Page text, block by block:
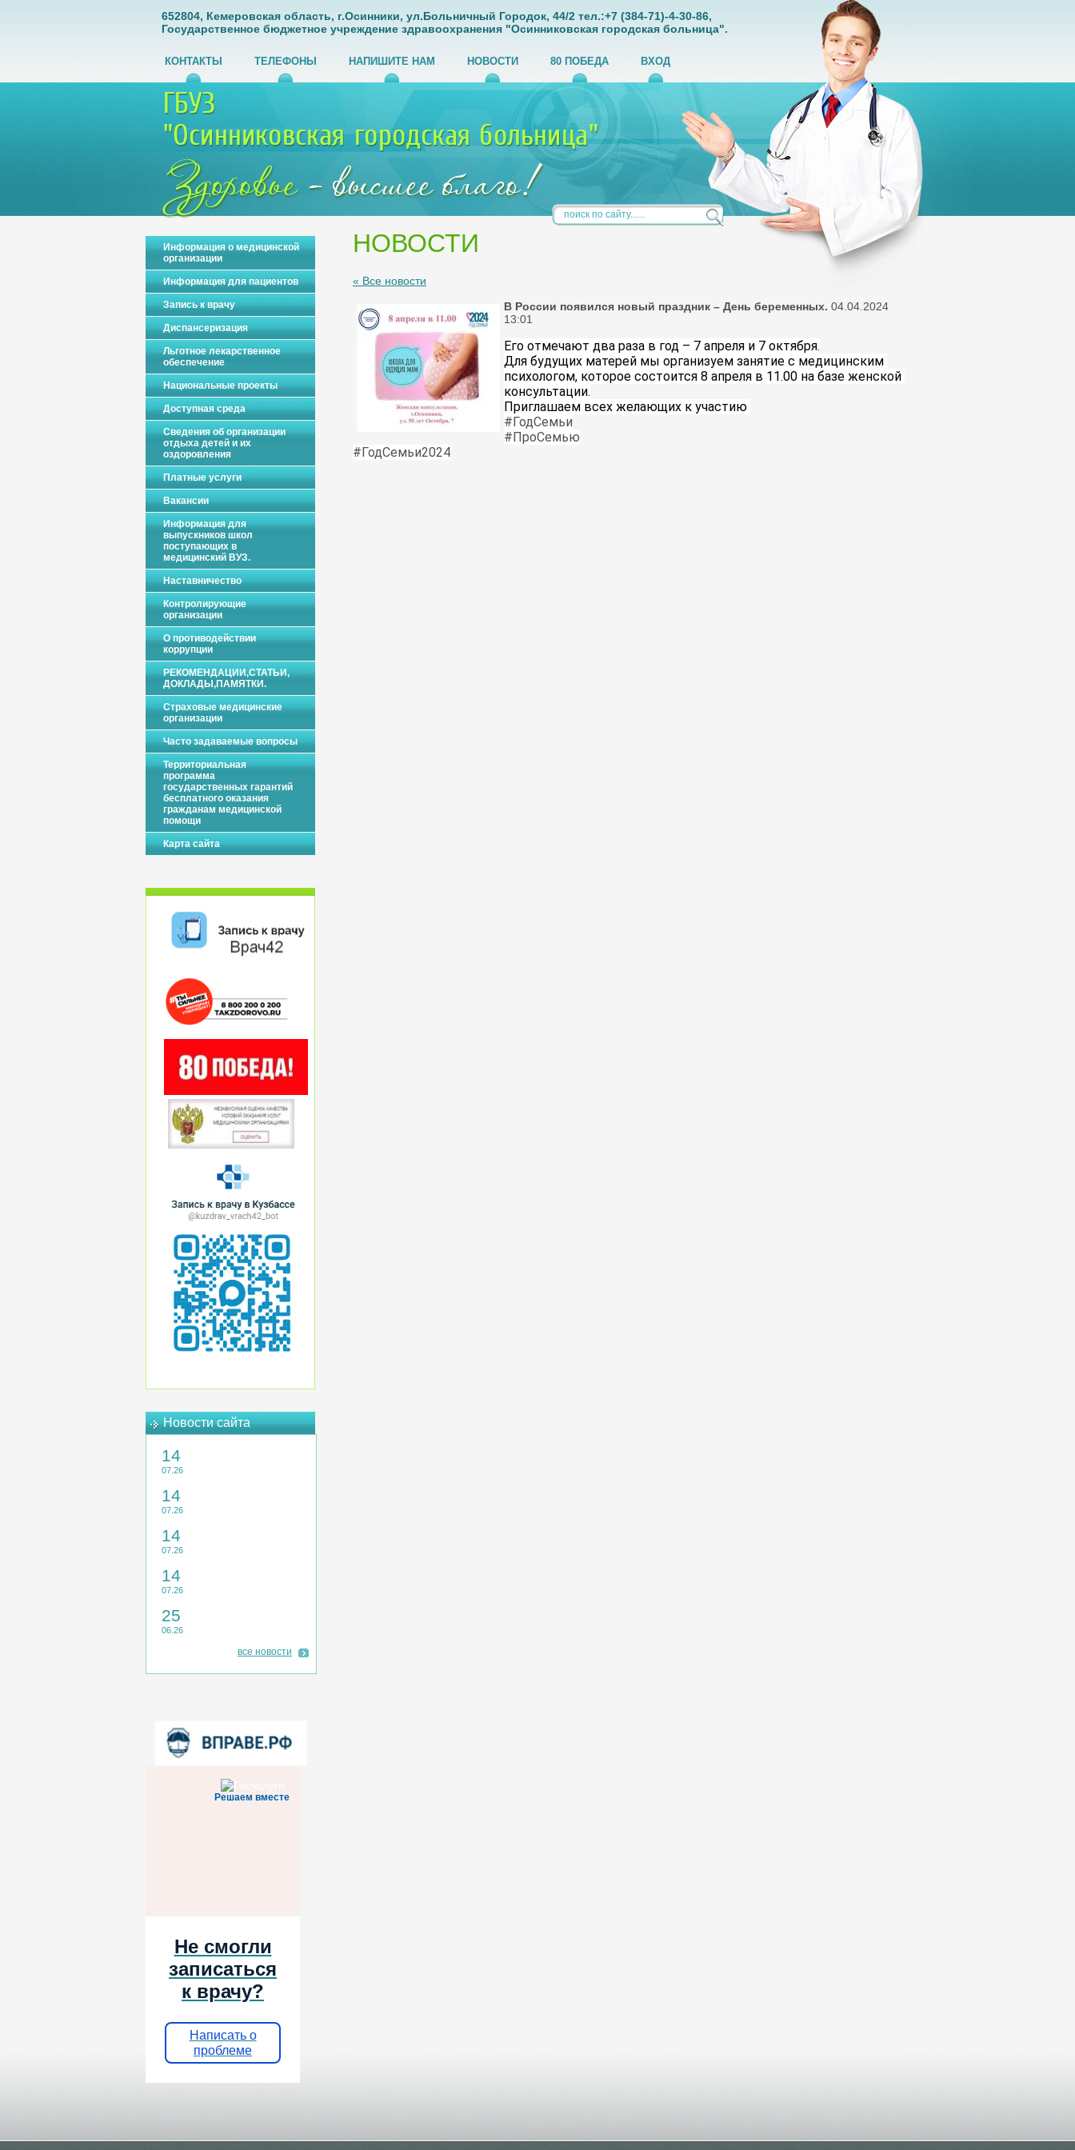
652804, Кемеровская область, г.Осинники, ул.Больничный Городок, 44/2 тел.:+7 (384-71)-4-30-86,
Государственное бюджетное учреждение здравоохранения "Осинниковская городская больница".
КОНТАКТЫ ТЕЛЕФОНЫ НАПИШИТЕ НАМ НОВОСТИ 80 ПОБЕДА ВХОД
Информация о медицинской
организации
Информация для пациентов
Запись к врачу
Диспансеризация
Льготное лекарственное
обеспечение
Национальные проекты
Доступная среда
Сведения об организации
отдыха детей и их
оздоровления
Платные услуги
Вакансии
Информация для
выпускников школ
поступающих в
медицинский ВУЗ.
Наставничество
Контролирующие
организации
О противодействии
коррупции
РЕКОМЕНДАЦИИ,СТАТЬИ,
ДОКЛАДЫ,ПАМЯТКИ.
Страховые медицинские
организации
Часто задаваемые вопросы
Территориальная
программа
государственных гарантий
бесплатного оказания
гражданам медицинской
помощи
Карта сайта
Новости сайта
14
07.26
14
07.26
14
07.26
14
07.26
25
06.26
все новости
Решаем вместе
Не смогли
записаться
к врачу?
Написать о
проблеме
НОВОСТИ
« Все новости
В России появился новый праздник – День беременных. 04.04.2024
13:01
Его отмечают два раза в год – 7 апреля и 7 октября.
Для будущих матерей мы организуем занятие с медицинским
психологом, которое состоится 8 апреля в 11.00 на базе женской
консультации.
Приглашаем всех желающих к участию
#ГодСемьи
#ПроСемью
#ГодСемьи2024